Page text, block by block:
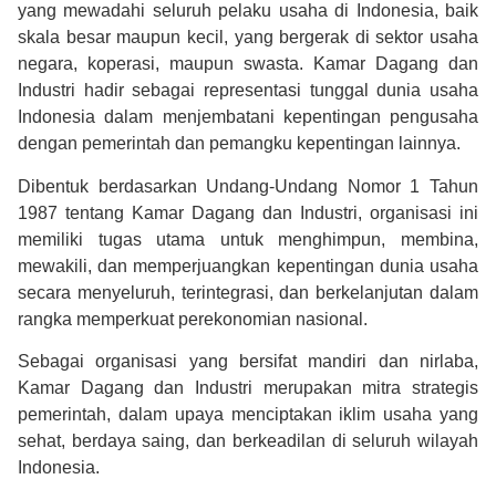
yang mewadahi seluruh pelaku usaha di Indonesia, baik
skala besar maupun kecil, yang bergerak di sektor usaha
negara, koperasi, maupun swasta. Kamar Dagang dan
Industri hadir sebagai representasi tunggal dunia usaha
Indonesia dalam menjembatani kepentingan pengusaha
dengan pemerintah dan pemangku kepentingan lainnya.
Dibentuk berdasarkan Undang-Undang Nomor 1 Tahun
1987 tentang Kamar Dagang dan Industri, organisasi ini
memiliki tugas utama untuk menghimpun, membina,
mewakili, dan memperjuangkan kepentingan dunia usaha
secara menyeluruh, terintegrasi, dan berkelanjutan dalam
rangka memperkuat perekonomian nasional.
Sebagai organisasi yang bersifat mandiri dan nirlaba,
Kamar Dagang dan Industri merupakan mitra strategis
pemerintah, dalam upaya menciptakan iklim usaha yang
sehat, berdaya saing, dan berkeadilan di seluruh wilayah
Indonesia.